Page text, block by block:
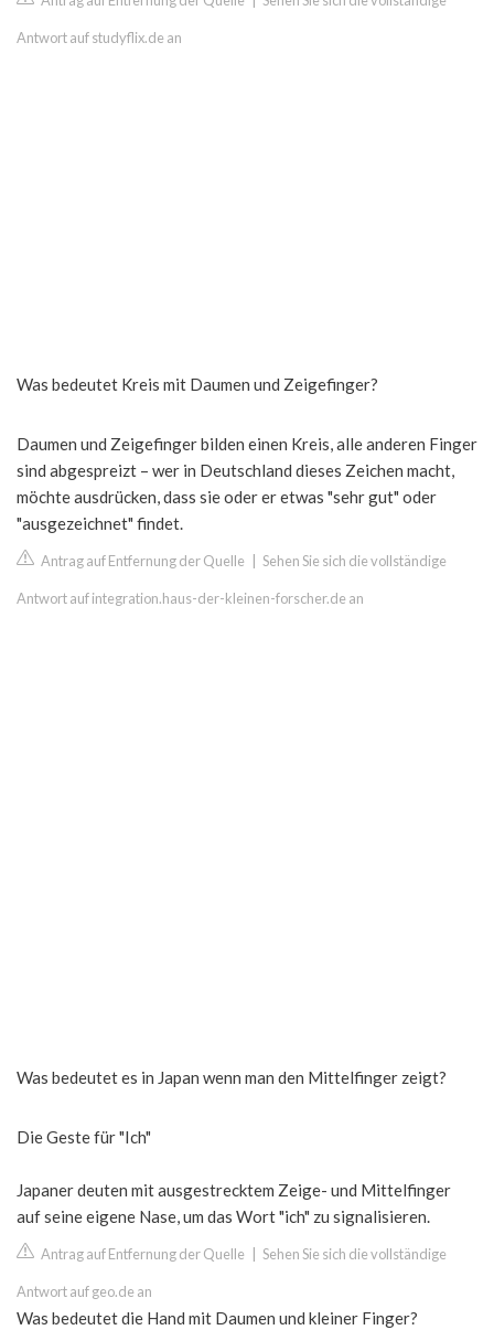
Antwort auf studyflix.de an
Was bedeutet Kreis mit Daumen und Zeigefinger?
Daumen und Zeigefinger bilden einen Kreis, alle anderen Finger
sind abgespreizt – wer in Deutschland dieses Zeichen macht,
möchte ausdrücken, dass sie oder er etwas "sehr gut" oder
"ausgezeichnet" findet.
Antrag auf Entfernung der Quelle Sehen Sie sich die vollständige
Antwort auf integration.haus-der-kleinen-forscher.de an
Was bedeutet es in Japan wenn man den Mittelfinger zeigt?
Die Geste für "Ich"
Japaner deuten mit ausgestrecktem Zeige- und Mittelfinger
auf seine eigene Nase, um das Wort "ich" zu signalisieren.
Antrag auf Entfernung der Quelle Sehen Sie sich die vollständige
Antwort auf geo.de an
Was bedeutet die Hand mit Daumen und kleiner Finger?